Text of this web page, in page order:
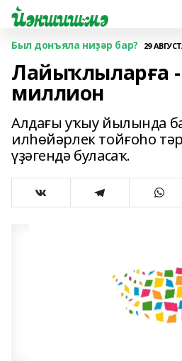
Был донъяла ниҙәр бар? 29
Лайыҡлыларға -
миллион
Алдағы уҡыу йылында
илһөйәрлек тойғоһо
үҙәгендә буласаҡ.